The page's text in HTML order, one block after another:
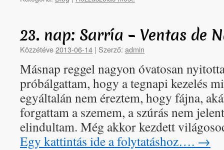
23. nap: Sarría – Ventas de
Közzétéve2013-06-14 | Szerző: admin
Másnap reggel nagyon óvatosan
próbálgattam, hogy a tegnapi kezelés
egyáltalán nem éreztem, hogy fájna,
forgattam a szemem, a szúrás nem
elindultam. Még akkor kezdett
Egy kattintás ide a folytatáshoz…. →